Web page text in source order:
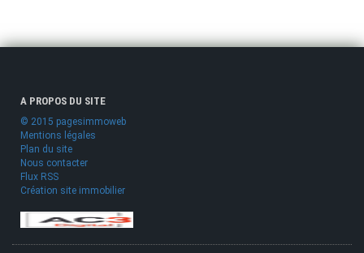
A PROPOS DU SITE
© 2015 pagesimmoweb
Mentions légales
Plan du site
Nous contacter
Flux RSS
Création site immobilier